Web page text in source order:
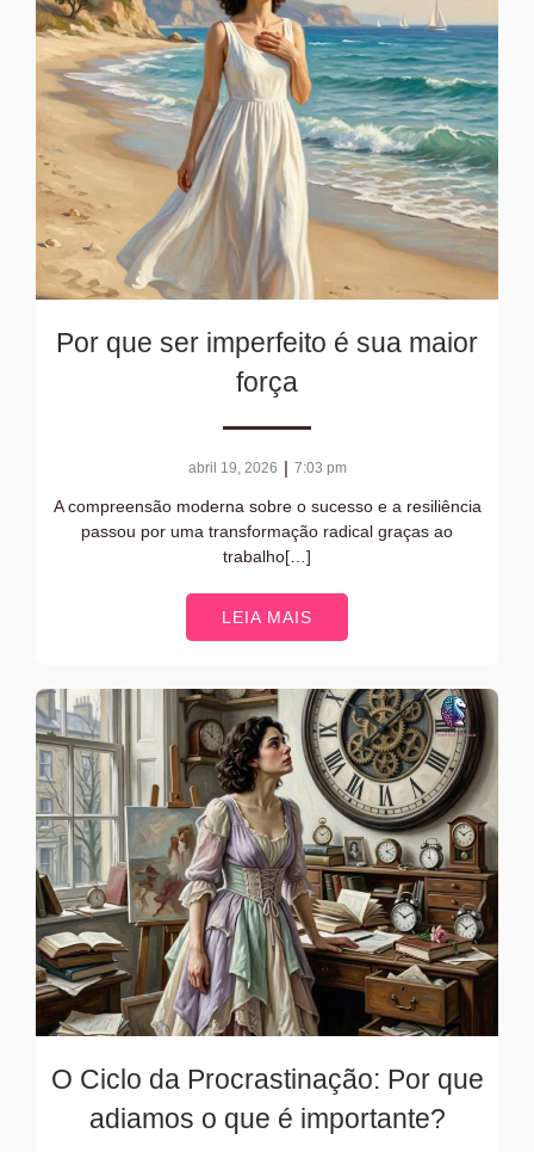
Por que ser imperfeito é sua maior
força
abril 19, 2026 | 7:03 pm
A compreensão moderna sobre o sucesso e a resiliência
passou por uma transformação radical graças ao
trabalho[…]
LEIA MAIS
O Ciclo da Procrastinação: Por que
adiamos o que é importante?